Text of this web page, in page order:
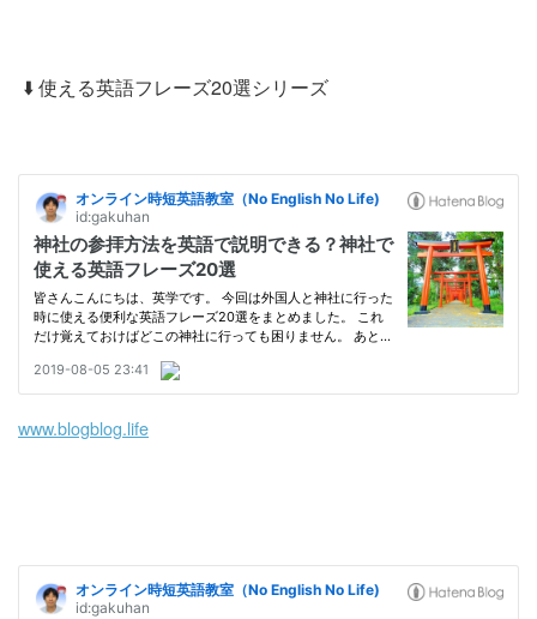
⬇️ 使える英語フレーズ20選シリーズ
www.blogblog.life